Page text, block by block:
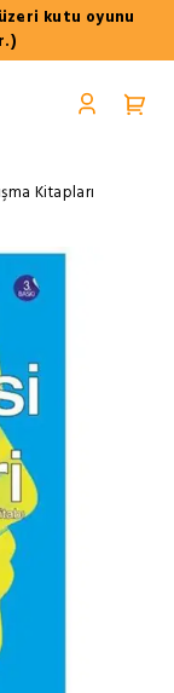
kutu oyunu
Kitapları